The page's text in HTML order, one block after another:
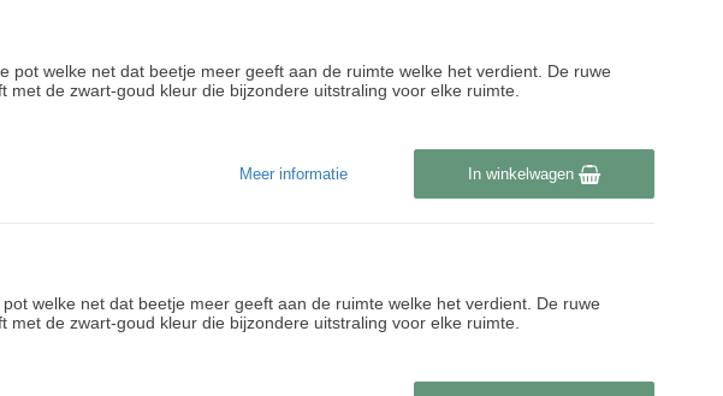
pot welke net dat beetje meer geeft aan de ruimte welke het verdient. De ruwe
de zwart-goud kleur die bijzondere uitstraling voor elke ruimte.
In winkelwagen
Meer informatie
welke net dat beetje meer geeft aan de ruimte welke het verdient. De ruwe
de zwart-goud kleur die bijzondere uitstraling voor elke ruimte.